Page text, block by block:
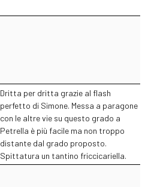
Dritta per dritta grazie al flash
perfetto di Simone. Messa a paragone
con le altre vie su questo grado a
Petrella è più facile ma non troppo
distante dal grado proposto.
Spittatura un tantino friccicariella.